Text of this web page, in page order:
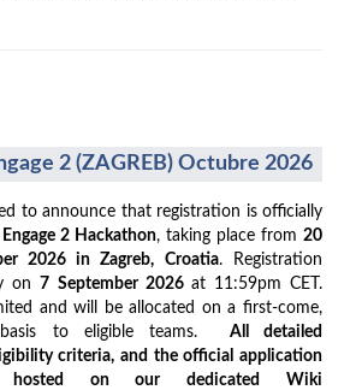
2 (ZAGREB) Octubre 2026
to announce that registration is officially
Engage 2 Hackathon, taking place from 20
2026 in Zagreb, Croatia. Registration
on7 September 2026 at 11:59pm CET.
and will be allocated on a first-come,
basis to eligible teams. All detailed
criteria, and the official application
on our dedicated Wiki